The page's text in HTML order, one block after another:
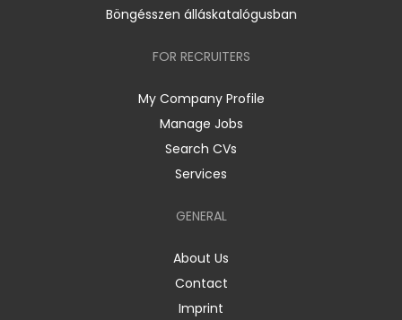
Böngésszen álláskatalógusban
FOR RECRUITERS
My Company Profile
Manage Jobs
Search CVs
Services
GENERAL
About Us
Contact
Imprint